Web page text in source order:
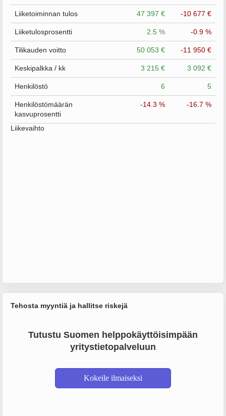
Liiketoiminnan tulos 47 397 € -10 677 €
Liiketulosprosentti 2.5 % -0.9 %
Tilikauden voitto 50 053 € -11 950 €
Keskipalkka / kk 3 215 € 3 092 €
Henkilöstö 6 5
Henkilöstömäärän
kasvuprosentti
-14.3 % -16.7 %
Liikevaihto
Tehosta myyntiä ja hallitse riskejä
Tutustu Suomen helppokäyttöisimpään
yritystietopalveluun
Kokeile ilmaiseksi